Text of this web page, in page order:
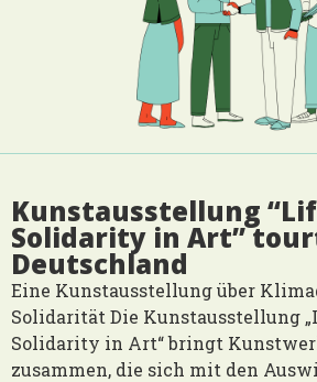
Kunstausstellung
Solidarity in Art”
Deutschland
Eine Kunstausstellung über
Solidarität Die Kunstausstellung
Solidarity in Art“ bringt
zusammen, die sich mit den